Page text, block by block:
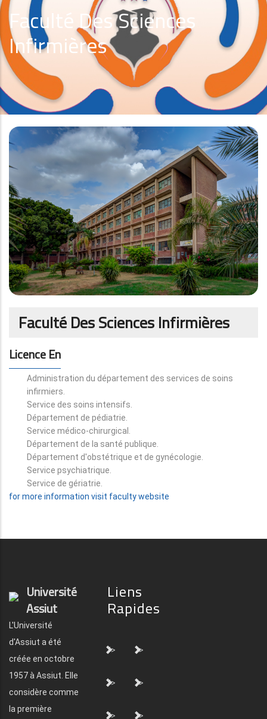
Faculté Des Sciences
Infirmières
Faculté Des Sciences Infirmières
Licence En
Administration du département des services de soins
infirmiers.
Service des soins intensifs.
Département de pédiatrie.
Service médico-chirurgical.
Département de la santé publique.
Département d'obstétrique et de gynécologie.
Service psychiatrique.
Service de gériatrie.
for more information visit faculty website
Université
Assiut
L'Université
d'Assiut a été
créée en octobre
1957 à Assiut. Elle
considère comme
la première
Liens
Rapides
"> ">
"> ">
"> ">